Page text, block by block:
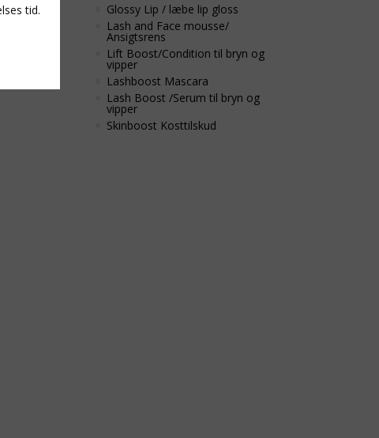
Glossy Lip / læbe lip gloss
Lash and Face mousse/
Ansigtsrens
Lift Boost/Condition til bryn og
vipper
Lashboost Mascara
Lash Boost /Serum til bryn og
vipper
Skinboost Kosttilskud
tid.